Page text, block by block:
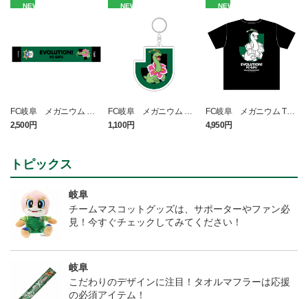
NEW
FC岐阜 メガニウム タ
オルマフラー
2,500円
NEW
FC岐阜 メガニウム キ
ーホルダー
1,100円
NEW
FC岐阜 メガニウム Tシ
ャツ BLACK
4,950円
トピックス
岐阜
チームマスコットグッズは、サポーターやファン必
見！今すぐチェックしてみてください！
岐阜
こだわりのデザインに注目！タオルマフラーは応援
の必須アイテム！